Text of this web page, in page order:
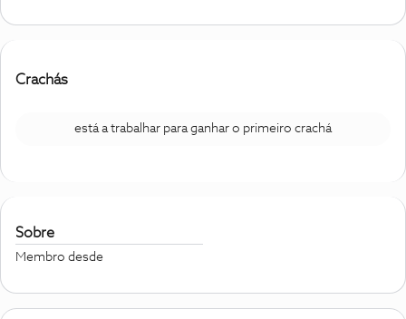
Crachás
está a trabalhar para ganhar o primeiro crachá
Sobre
Membro desde